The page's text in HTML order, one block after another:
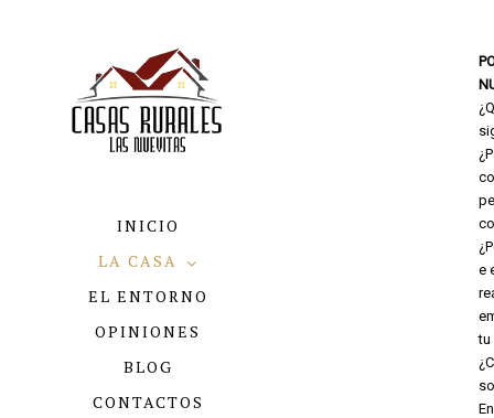
INICIO
LA CASA
EL ENTORNO
OPINIONES
BLOG
CONTACTOS
e
tu